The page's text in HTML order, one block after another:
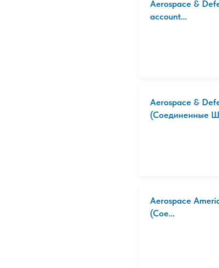
Aerospace &
account...
Aerospace &
(Соединенные
Aerospace
(Сое...